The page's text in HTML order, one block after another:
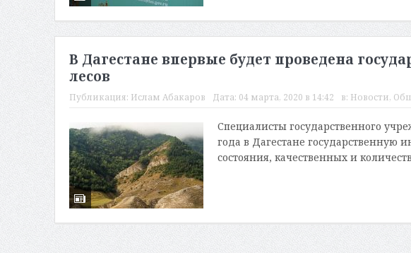
В Дагестане впервые будет проведена
лесов
Публикация: Ислам Абакаров Дата: 04 марта, 2020 в 14:42 в: Новости,
Специалисты государственного
года в Дагестане государственную
состояния, качественных и